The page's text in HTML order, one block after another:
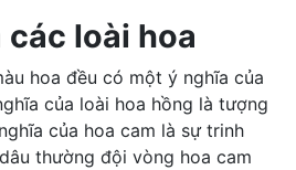
loài hoa
hoa đều có một ý nghĩa của
của loài hoa hồng là tượng
của hoa cam là sự trinh
thường đội vòng hoa cam